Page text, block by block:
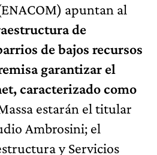
apuntan al
de
de bajos recursos
garantizar el
caracterizado como
estarán el titular
Ambrosini; el
y Servicios